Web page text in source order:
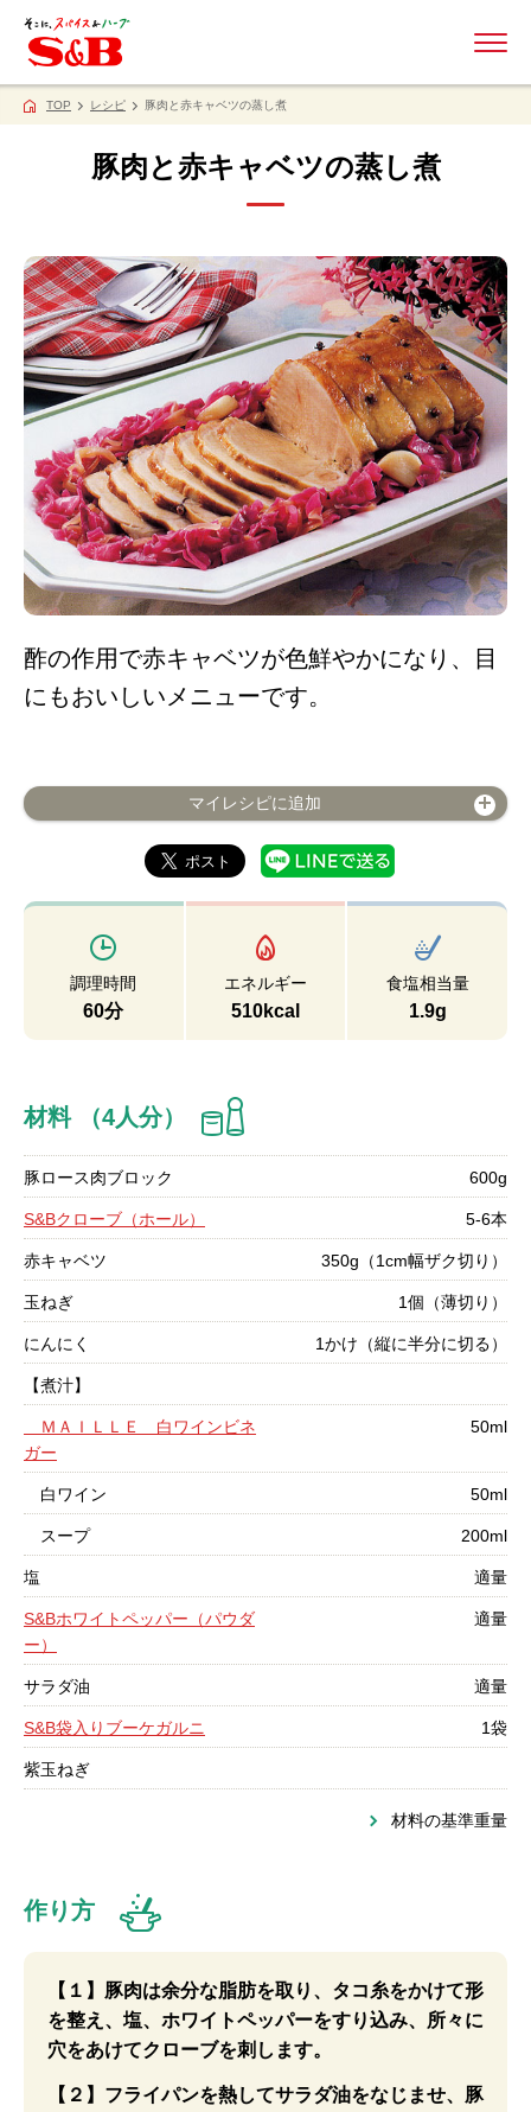
TOP レシピ 豚肉と赤キャベツの蒸し煮
豚肉と赤キャベツの蒸し煮
酢の作用で赤キャベツが色鮮やかになり、目
にもおいしいメニューです。
マイレシピに追加
調理時間
60分
エネルギー
510kcal
食塩相当量
1.9g
材料 （4人分）
豚ロース肉ブロック 600g
S&Bクローブ（ホール） 5-6本
赤キャベツ 350g（1cm幅ザク切り）
玉ねぎ 1個（薄切り）
にんにく 1かけ（縦に半分に切る）
【煮汁】
ＭＡＩＬＬＥ 白ワインビネ
ガー
50ml
白ワイン 50ml
スープ 200ml
塩 適量
S&Bホワイトペッパー（パウダ
ー）
適量
サラダ油 適量
S&B袋入りブーケガルニ 1袋
紫玉ねぎ
材料の基準重量
作り方
【１】豚肉は余分な脂肪を取り、タコ糸をかけて形
を整え、塩、ホワイトペッパーをすり込み、所々に
穴をあけてクローブを刺します。
【２】フライパンを熱してサラダ油をなじませ、豚